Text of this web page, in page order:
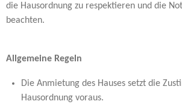
die Hausordnung zu respektieren und die
beachten.
Allgemeine Regeln
Die Anmietung des Hauses setzt die
Hausordnung voraus.